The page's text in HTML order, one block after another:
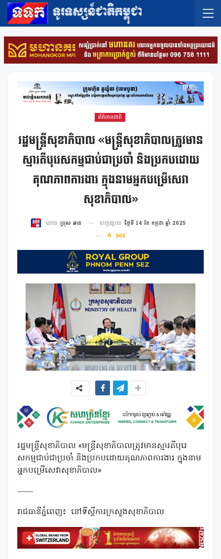
ព័ត៌មានជាតិ
រដ្ឋមន្រ្តីសុខាភិបាល «មន្រ្តីសុខាភិបាលត្រូវមាន
ស្មារតីបុរេសកម្មជាប់ជាប្រចាំ និងប្រកបដោយ
គុណភាពការងារ ក្នុងនាមអ្នកបម្រើសេវា
សុខាភិបាល»
ដោយ ប្រុស អាន ចេញផ្សាយ ថ្ងៃទី 14 ខែ កក្កដា ឆ្នាំ 2025
905
រដ្ឋមន្រ្តីសុខាភិបាល «មន្រ្តីសុខាភិបាលត្រូវមានស្មារតីបុរេ
សកម្មជាប់ជាប្រចាំ និងប្រកបដោយគុណភាពការងារ ក្នុងនាម
អ្នកបម្រើសេវាសុខាភិបាល»
——
រាជធានីភ្នំពេញ៖ នៅទីស្តីការក្រសួងសុខាភិបាល